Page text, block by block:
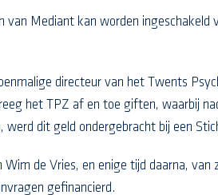
van Mediant kan worden
directeur van het Twents
het TPZ af en toe giften, waarbij
werd dit geld ondergebracht bij een
Wim de Vries, en enige tijd daarna,
gefinancierd.